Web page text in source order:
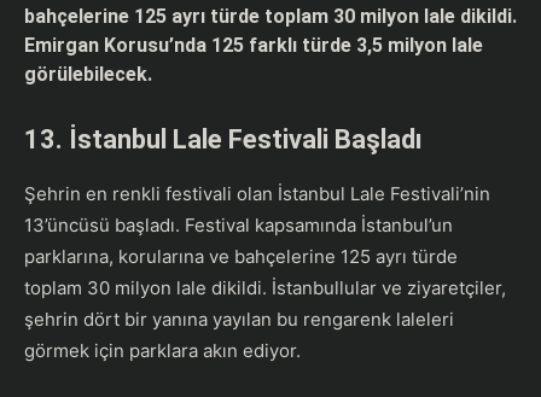
bahçelerine 125 ayrı türde toplam 30 milyon lale dikildi.
Emirgan Korusu’nda 125 farklı türde 3,5 milyon lale
görülebilecek.
13. İstanbul Lale Festivali Başladı
Şehrin en renkli festivali olan İstanbul Lale Festivali’nin
13’üncüsü başladı. Festival kapsamında İstanbul’un
parklarına, korularına ve bahçelerine 125 ayrı türde
toplam 30 milyon lale dikildi. İstanbullular ve ziyaretçiler,
şehrin dört bir yanına yayılan bu rengarenk laleleri
görmek için parklara akın ediyor.